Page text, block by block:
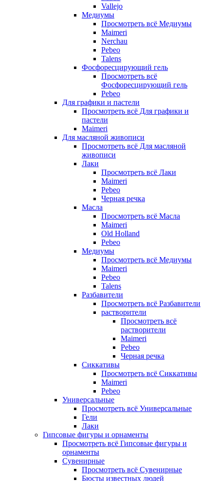
Vallejo
Медиумы
Просмотреть всё Медиумы
Maimeri
Nerchau
Pebeo
Talens
Фосфоресцирующий гель
Просмотреть всё
Фосфоресцирующий гель
Pebeo
Для графики и пастели
Просмотреть всё Для графики и
пастели
Maimeri
Для масляной живописи
Просмотреть всё Для масляной
живописи
Лаки
Просмотреть всё Лаки
Maimeri
Pebeo
Черная речка
Масла
Просмотреть всё Масла
Maimeri
Old Holland
Pebeo
Медиумы
Просмотреть всё Медиумы
Maimeri
Pebeo
Talens
Разбавители
Просмотреть всё Разбавители
растворители
Просмотреть всё
растворители
Maimeri
Pebeo
Черная речка
Сиккативы
Просмотреть всё Сиккативы
Maimeri
Pebeo
Универсальные
Просмотреть всё Универсальные
Гели
Лаки
Гипсовые фигуры и орнаменты
Просмотреть всё Гипсовые фигуры и
орнаменты
Сувенирные
Просмотреть всё Сувенирные
Бюсты известных людей